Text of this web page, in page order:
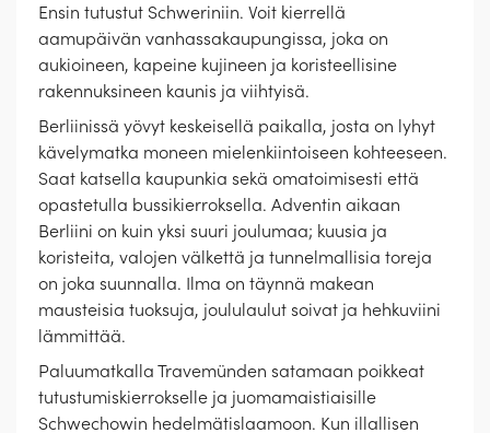
Ensin tutustut Schweriniin. Voit kierrellä
aamupäivän vanhassakaupungissa, joka on
aukioineen, kapeine kujineen ja koristeellisine
rakennuksineen kaunis ja viihtyisä.
Berliinissä yövyt keskeisellä paikalla, josta on lyhyt
kävelymatka moneen mielenkiintoiseen kohteeseen.
Saat katsella kaupunkia sekä omatoimisesti että
opastetulla bussikierroksella. Adventin aikaan
Berliini on kuin yksi suuri joulumaa; kuusia ja
koristeita, valojen välkettä ja tunnelmallisia toreja
on joka suunnalla. Ilma on täynnä makean
mausteisia tuoksuja, joululaulut soivat ja hehkuviini
lämmittää.
Paluumatkalla Travemünden satamaan poikkeat
tutustumiskierrokselle ja juomamaistiaisille
Schwechowin hedelmätislaamoon. Kun illallisen